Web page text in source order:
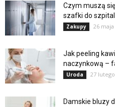
Czym muszą
szafki do
Zakupy 26 maja
Jak peeling
naczynkową –
Uroda 27
Damskie bluzy